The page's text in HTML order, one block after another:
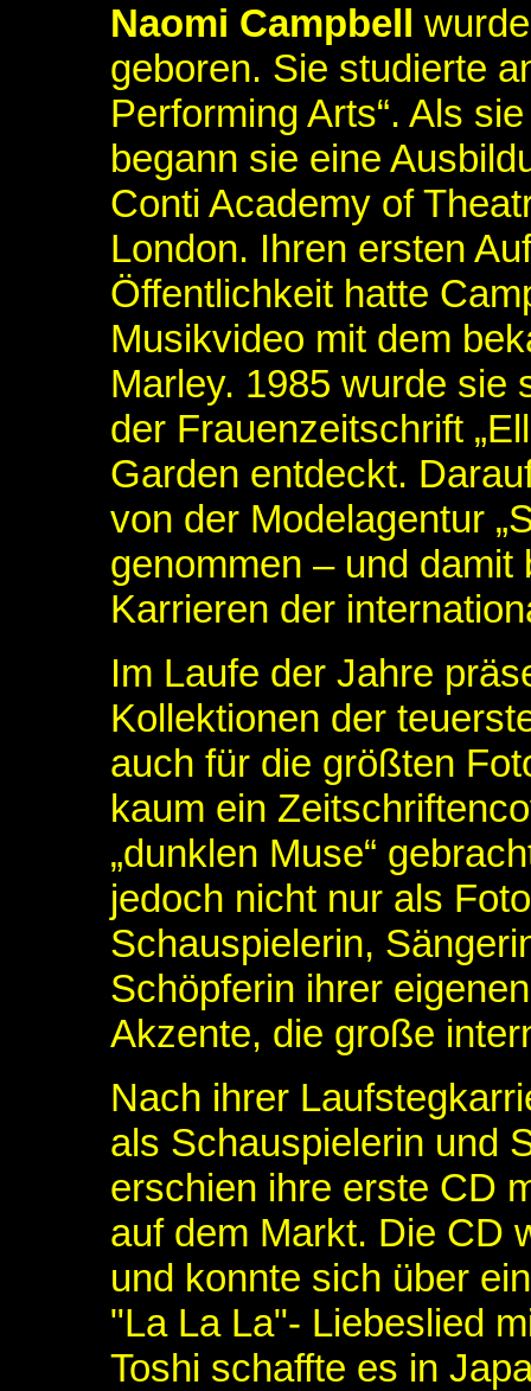
Naomi Campbell
geboren. Sie studierte
Performing Arts“. Als
begann sie eine
Conti Academy of
London. Ihren ersten
Öffentlichkeit hatte
Musikvideo mit dem
Marley. 1985 wurde sie
der Frauenzeitschrift
Garden entdeckt.
von der Modelagentur
genommen – und
Karrieren der
Im Laufe der Jahre
Kollektionen der
auch für die größten
kaum ein
„dunklen Muse“
jedoch nicht nur als
Schauspielerin,
Schöpferin ihrer
Akzente, die große
Nach ihrer
als Schauspielerin und
erschien ihre erste CD
auf dem Markt. Die CD
und konnte sich über
"La La La"- Liebeslied
Toshi schaffte es in